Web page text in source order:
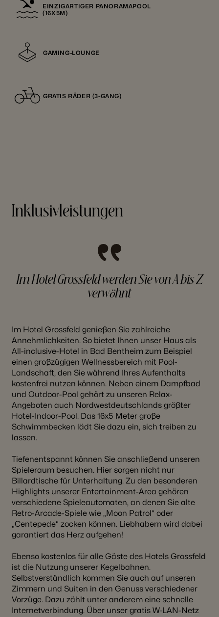
EINZIGARTIGER PANORAMAPOOL
(16X5M)
GAMING-LOUNGE
GRATIS RÄDER (3-GANG)
Inklusivleistungen
Im Hotel Grossfeld werden Sie von A bis Z
verwöhnt
Im Hotel Grossfeld genießen Sie zahlreiche
Annehmlichkeiten. So bietet Ihnen unser Haus als
All-inclusive-Hotel in Bad Bentheim zum Beispiel
einen großzügigen Wellnessbereich mit Pool-
Landschaft, den Sie während Ihres Aufenthalts
kostenfrei nutzen können. Neben einem Dampfbad
und Outdoor-Pool gehört zu unseren Relax-
Angeboten auch Nordwestdeutschlands größter
Hotel-Indoor-Pool. Das 16x5 Meter große
Schwimmbecken lädt Sie dazu ein, sich treiben zu
lassen.
Tiefenentspannt können Sie anschließend unseren
Spieleraum besuchen. Hier sorgen nicht nur
Billardtische für Unterhaltung. Zu den besonderen
Highlights unserer Entertainment-Area gehören
verschiedene Spieleautomaten, an denen Sie alte
Retro-Arcade-Spiele wie „Moon Patrol“ oder
„Centepede“ zocken können. Liebhabern wird dabei
garantiert das Herz aufgehen!
Ebenso kostenlos für alle Gäste des Hotels Grossfeld
ist die Nutzung unserer Kegelbahnen.
Selbstverständlich kommen Sie auch auf unseren
Zimmern und Suiten in den Genuss verschiedener
Vorzüge. Dazu zählt unter anderem eine schnelle
Internetverbindung. Über unser gratis W‑LAN-Netz